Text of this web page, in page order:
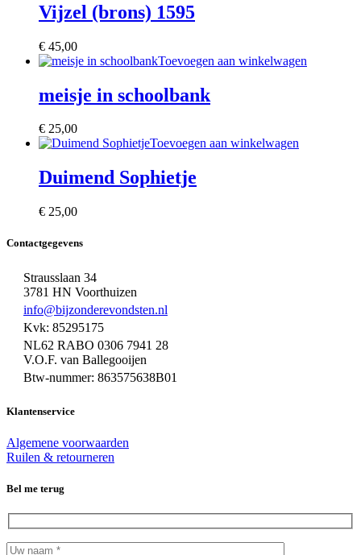
Vijzel (brons) 1595
€ 45,00
Toevoegen aan winkelwagen
meisje in schoolbank
€ 25,00
Toevoegen aan winkelwagen
Duimend Sophietje
€ 25,00
Contactgegevens
Strausslaan 34
3781 HN Voorthuizen
info@bijzonderevondsten.nl
Kvk: 85295175
NL62 RABO 0306 7941 28
V.O.F. van Ballegooijen
Btw-nummer: 863575638B01
Klantenservice
Algemene voorwaarden
Ruilen & retourneren
Bel me terug